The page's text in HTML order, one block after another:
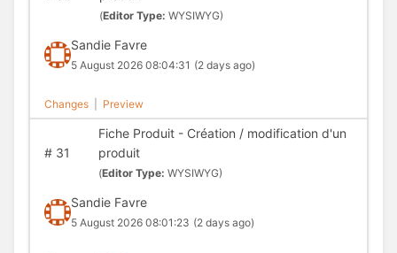
(Editor Type: WYSIWYG)
Sandie Favre
5 August 2026 08:04:31 (2 days ago)
Changes Preview
#31
Fiche Produit - Création / modification d'un
produit
(Editor Type: WYSIWYG)
Sandie Favre
5 August 2026 08:01:23 (2 days ago)